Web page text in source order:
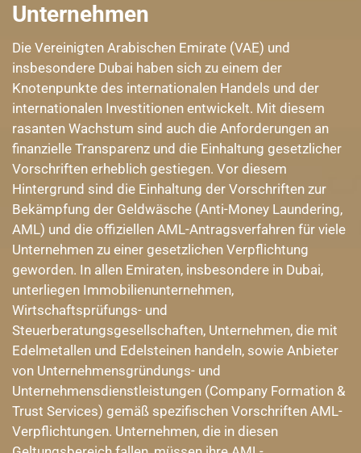
Unternehmen
Die Vereinigten Arabischen Emirate (VAE) und
insbesondere Dubai haben sich zu einem der
Knotenpunkte des internationalen Handels und der
internationalen Investitionen entwickelt. Mit diesem
rasanten Wachstum sind auch die Anforderungen an
finanzielle Transparenz und die Einhaltung gesetzlicher
Vorschriften erheblich gestiegen. Vor diesem
Hintergrund sind die Einhaltung der Vorschriften zur
Bekämpfung der Geldwäsche (Anti-Money Laundering,
AML) und die offiziellen AML-Antragsverfahren für viele
Unternehmen zu einer gesetzlichen Verpflichtung
geworden. In allen Emiraten, insbesondere in Dubai,
unterliegen Immobilienunternehmen,
Wirtschaftsprüfungs- und
Steuerberatungsgesellschaften, Unternehmen, die mit
Edelmetallen und Edelsteinen handeln, sowie Anbieter
von Unternehmensgründungs- und
Unternehmensdienstleistungen (Company Formation &
Trust Services) gemäß spezifischen Vorschriften AML-
Verpflichtungen. Unternehmen, die in diesen